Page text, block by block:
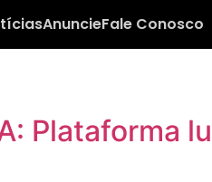
AnuncieFale Conosco
Plataforma